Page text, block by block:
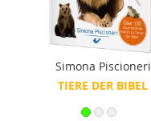
Simona Piscioneri
TIERE DER BIBEL